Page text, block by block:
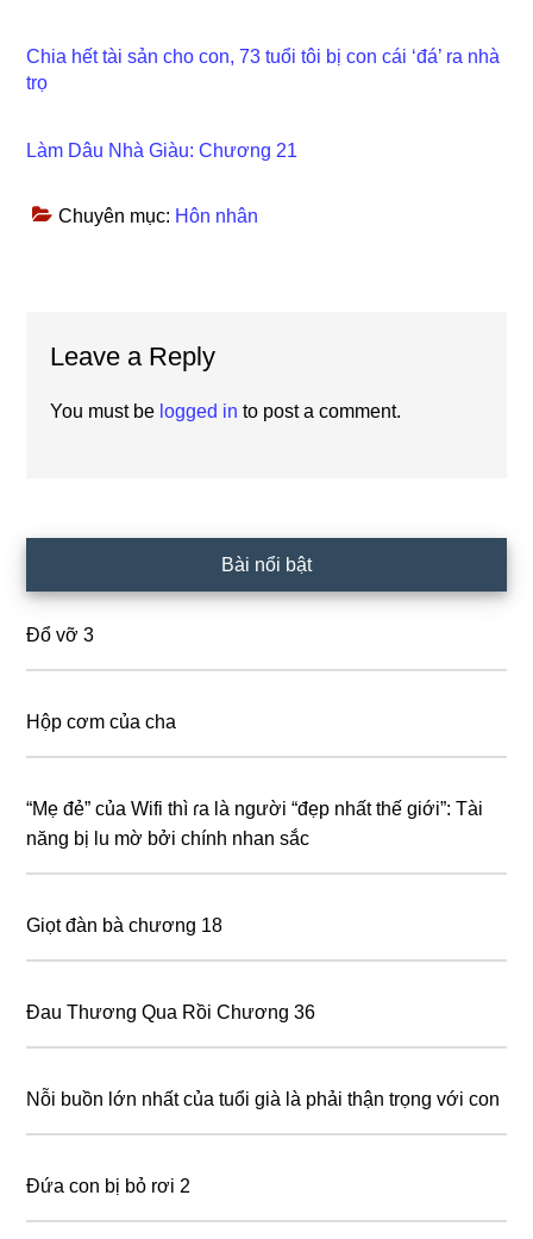
Chia hết tài sản cho con, 73 tuổi tôi bị con cái ‘đá’ ra nhà
trọ
Làm Dâu Nhà Giàu: Chương 21
Chuyên mục: Hôn nhân
Interactions
Leave a Reply
You must be logged in to post a comment.
Sidebar
Bài nổi bật
Đổ vỡ 3
Hộp cơm của cha
“Mẹ đẻ” của Wifi thì ɾa là người “đẹp nhất thế giới”: Tài
năng bị lu mờ bởi chính nhan sắc
Giọt đàn bà chương 18
Đau Thương Qua Rồi Chương 36
Nỗi buồn lớn nhất của tuổi già là phải thận trọng với con
Đứa con bị bỏ rơi 2